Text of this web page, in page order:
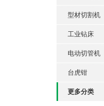
型材切割机
工业钻床
电动切管机
台虎钳
更多分类